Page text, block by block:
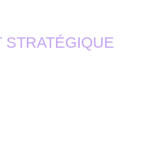
STRATÉGIQUE